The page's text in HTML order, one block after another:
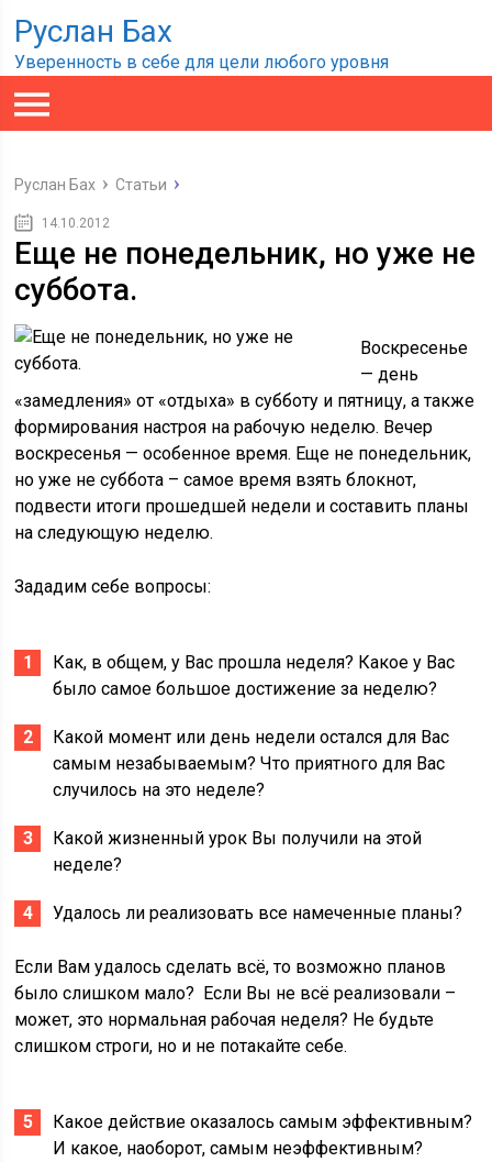
Руслан Бах
Уверенность в себе для цели любого уровня
Руслан Бах Статьи
14.10.2012
Еще не понедельник, но уже не
суббота.
Воскресенье
— день
«замедления» от «отдыха» в субботу и пятницу, а также
формирования настроя на рабочую неделю. Вечер
воскресенья — особенное время. Еще не понедельник,
но уже не суббота – самое время взять блокнот,
подвести итоги прошедшей недели и составить планы
на следующую неделю.
Зададим себе вопросы:
Как, в общем, у Вас прошла неделя? Какое у Вас
было самое большое достижение за неделю?
Какой момент или день недели остался для Вас
самым незабываемым? Что приятного для Вас
случилось на это неделе?
Какой жизненный урок Вы получили на этой
неделе?
Удалось ли реализовать все намеченные планы?
Если Вам удалось сделать всё, то возможно планов
было слишком мало? Если Вы не всё реализовали –
может, это нормальная рабочая неделя? Не будьте
слишком строги, но и не потакайте себе.
Какое действие оказалось самым эффективным?
И какое, наоборот, самым неэффективным?